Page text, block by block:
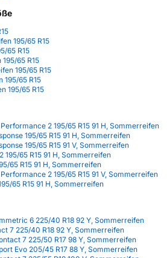
195/65 R15
65 R15
65 R15
195/65 R15
195/65 R15
195/65 R15
2 195/65 R15 91 H, Sommerreifen
195/65 R15 91 H, Sommerreifen
195/65 R15 91 V, Sommerreifen
195/65 R15 91 H, Sommerreifen
65 R15 91 H, Sommerreifen
2 195/65 R15 91 V, Sommerreifen
65 R15 91 H, Sommerreifen
6 225/40 R18 92 Y, Sommerreifen
7 225/40 R18 92 Y, Sommerreifen
7 225/50 R17 98 Y, Sommerreifen
Evo 205/45 R17 88 Y, Sommerreifen